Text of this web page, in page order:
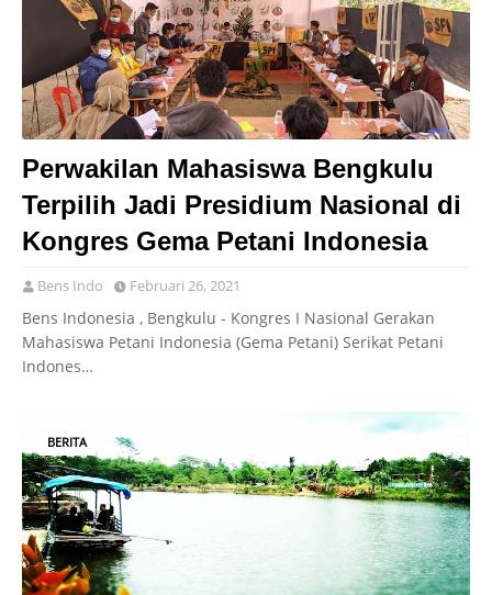
Perwakilan Mahasiswa Bengkulu
Terpilih Jadi Presidium Nasional di
Kongres Gema Petani Indonesia
Bens Indo Februari 26, 2021
Bens Indonesia , Bengkulu - Kongres I Nasional Gerakan
Mahasiswa Petani Indonesia (Gema Petani) Serikat Petani
Indones…
BERITA